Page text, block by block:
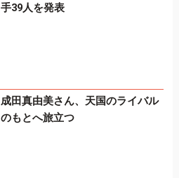
手39人を発表
成田真由美さん、天国のライバル
のもとへ旅立つ